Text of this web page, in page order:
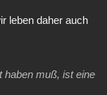
leben daher auch
haben muß, ist eine